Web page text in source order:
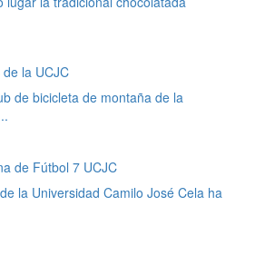
la UCJC
de bicicleta de montaña de la
de Fútbol 7 UCJC
la Universidad Camilo José Cela ha